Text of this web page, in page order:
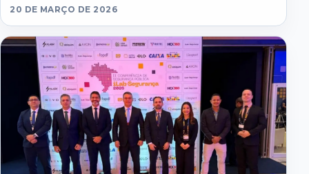
20 DE MARÇO DE 2026